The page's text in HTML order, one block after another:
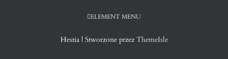
ELEMENT MENU
Hestia | Stworzone przez ThemeIsle